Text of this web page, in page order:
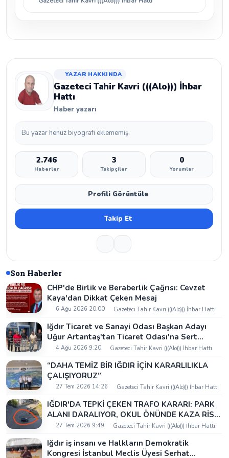
YAZAR HAKKINDA
Gazeteci Tahir Kavri (((Alo))) İhbar
Hattı
Haber yazarı
Bu yazar henüz biyografi eklememiş.
2.746
Haberler
3
Takipçiler
0
Yorumlar
Profili Görüntüle
Takip Et
Son Haberler
CHP'de Birlik ve Beraberlik Çağrısı: Cevzet
Kaya'dan Dikkat Çeken Mesaj
6 Ağu 2026 20:00 Gazeteci Tahir Kavri (((Alo))) İhbar Hattı
Iğdır Ticaret ve Sanayi Odası Başkan Adayı
Uğur Artantaş'tan Ticaret Odası'na Sert
Eleştiri: "Nakliyeci Sahipsiz Bırakılamaz"
4 Ağu 2026 9:20 Gazeteci Tahir Kavri (((Alo))) İhbar Hattı
“DAHA TEMİZ BİR IĞDIR İÇİN KARARLILIKLA
ÇALIŞIYORUZ”
27 Tem 2026 14:26 Gazeteci Tahir Kavri (((Alo))) İhbar Hattı
IĞDIR'DA TEPKİ ÇEKEN TRAFO KARARI: PARK
ALANI DARALIYOR, OKUL ÖNÜNDE KAZA RİSKİ
İDDİASI VE IĞDIR VALİSİ NEREDE?
27 Tem 2026 9:49 Gazeteci Tahir Kavri (((Alo))) İhbar Hattı
Iğdır iş insanı ve Halkların Demokratik
Kongresi İstanbul Meclis Üyesi Serhat